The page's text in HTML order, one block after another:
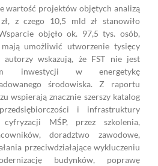
wartość projektów objętych analizą
z czego 10,5 mld zł stanowiło
objęło ok. 97,5 tys. osób,
umożliwić utworzenie tysięcy
wskazują, że FST nie jest
inwestycji w energetykę
środowiska. Z raportu
wspierają znacznie szerszy katalog
i infrastruktury
cyfryzacji MŚP, przez szkolenia,
doradztwo zawodowe,
przeciwdziałające wykluczeniu
budynków, poprawę